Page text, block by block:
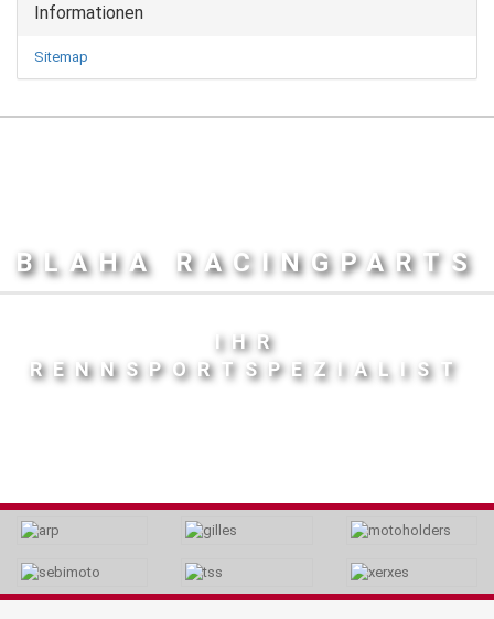
Informationen
Sitemap
BLAHA RACINGPARTS
IHR
RENNSPORTSPEZIALIST